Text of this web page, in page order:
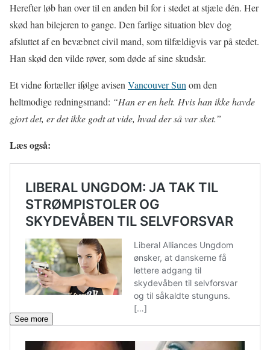
Herefter løb han over til en anden bil for i stedet at stjæle dén. Her
skød han bilejeren to gange. Den farlige situation blev dog
afsluttet af en bevæbnet civil mand, som tilfældigvis var på stedet.
Han skød den vilde røver, som døde af sine skudsår.
Et vidne fortæller ifølge avisen Vancouver Sun om den
heltmodige redningsmand: “Han er en helt. Hvis han ikke havde
gjort det, er det ikke godt at vide, hvad der så var sket.”
Læs også:
See more